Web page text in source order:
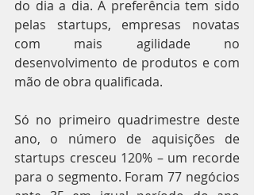
do dia a dia. A preferência tem sido
pelas startups, empresas novatas
com mais agilidade no
desenvolvimento de produtos e com
mão de obra qualificada.
Só no primeiro quadrimestre deste
ano, o número de aquisições de
startups cresceu 120% – um recorde
para o segmento. Foram 77 negócios